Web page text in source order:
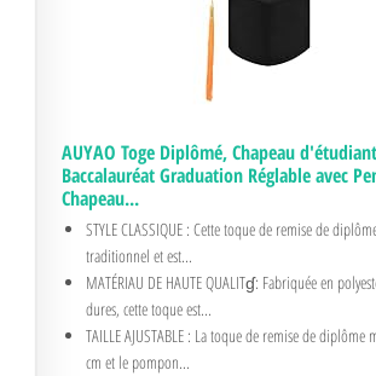
AUYAO Toge Diplômé, Chapeau
Baccalauréat Graduation Réglable avec
Chapeau...
STYLE CLASSIQUE : Cette toque de remise de
traditionnel et est...
MATÉRIAU DE HAUTE QUALITɠ: Fabriquée en
dures, cette toque est...
TAILLE AJUSTABLE : La toque de remise de
cm et le pompon...